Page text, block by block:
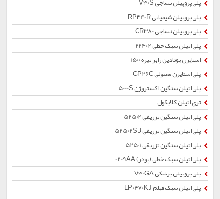
پلی پروپیلن نساجی V30S
پلی پروپیلن شیمیایی RP340R
پلی پروپیلن نساجی CR380
پلی اتیلن سبک خطی 22402
استایرن بوتادین رابر تیره 1500
پلی استایرن معمولی GP26C
پلی اتیلن سنگین اکستروژن 5000S
تری اتیلن گلایکول
پلی اتیلن سنگین تزریقی 52502
پلی اتیلن سنگین تزریقی 52502SU
پلی اتیلن سنگین تزریقی 52501
پلی اتیلن سبک خطی (پودر) 0209AA
پلی پروپیلن پزشکی V30GA
پلی اتیلن سبک فیلم LP0470KJ